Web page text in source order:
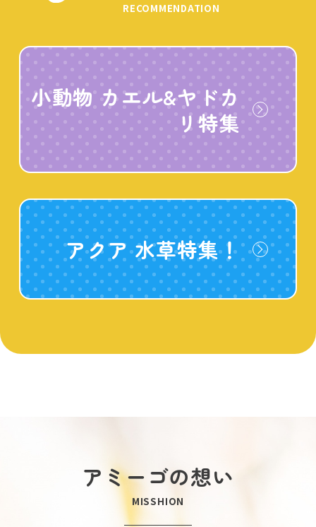
RECOMMENDATION
小動物 カエル&ヤドカ
リ特集
アクア 水草特集！
アミーゴの想い
MISSHION